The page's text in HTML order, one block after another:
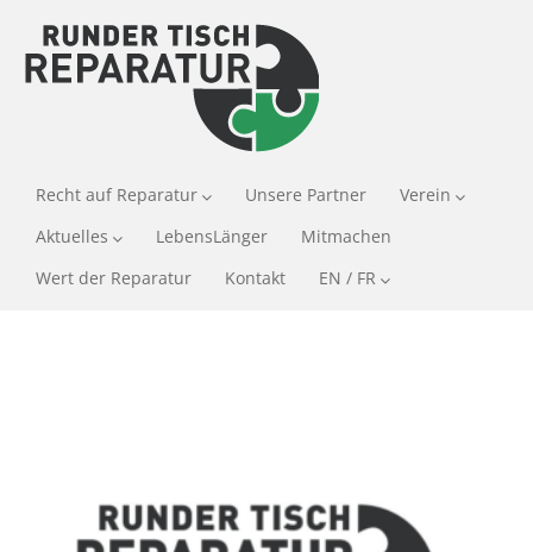
Recht auf Reparatur Unsere Partner
Verein
Aktuelles
LebensLänger
Mitmachen
Wert der Reparatur
Kontakt EN / FR